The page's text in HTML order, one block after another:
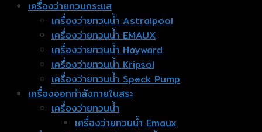
เครื่องว่ายทวนกระแส
เครื่องว่ายทวนน้ำ Astralpool
เครื่องว่ายทวนน้ำ EMAUX
เครื่องว่ายทวนน้ำ Hayward
เครื่องว่ายทวนน้ำ Kripsol
เครื่องว่ายทวนน้ำ Speck Pump
เครื่องออกกำลังกายในสระ
เครื่องว่ายทวนน้ำ
เครื่องว่ายทวนน้ำ Emaux